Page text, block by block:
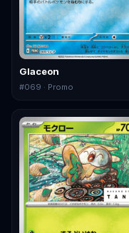
Glaceon
#069 · Promo